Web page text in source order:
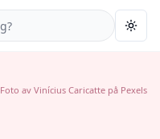
Foto av Vinícius Caricatte på Pexels